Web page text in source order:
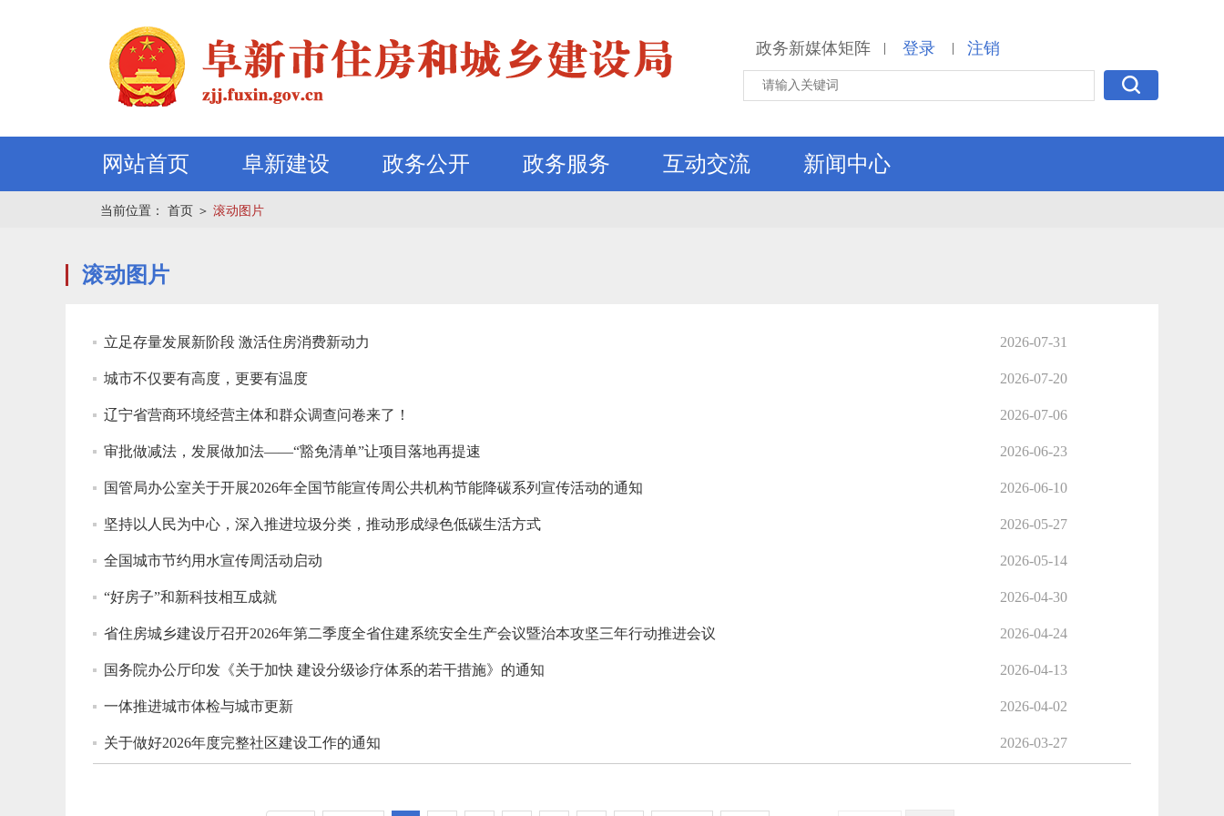
政务新媒体矩阵 | 登录 | 注销
网站首页 阜新建设 政务公开 政务服务 互动交流 新闻中心
当前位置： 首页 ＞ 滚动图片
滚动图片
立足存量发展新阶段 激活住房消费新动力 2026-07-31
城市不仅要有高度，更要有温度 2026-07-20
辽宁省营商环境经营主体和群众调查问卷来了！ 2026-07-06
审批做减法，发展做加法——“豁免清单”让项目落地再提速 2026-06-23
国管局办公室关于开展2026年全国节能宣传周公共机构节能降碳系列宣传活动的通知 2026-06-10
坚持以人民为中心，深入推进垃圾分类，推动形成绿色低碳生活方式 2026-05-27
全国城市节约用水宣传周活动启动 2026-05-14
“好房子”和新科技相互成就 2026-04-30
省住房城乡建设厅召开2026年第二季度全省住建系统安全生产会议暨治本攻坚三年行动推进会议 2026-04-24
国务院办公厅印发《关于加快 建设分级诊疗体系的若干措施》的通知 2026-04-13
一体推进城市体检与城市更新 2026-04-02
关于做好2026年度完整社区建设工作的通知 2026-03-27